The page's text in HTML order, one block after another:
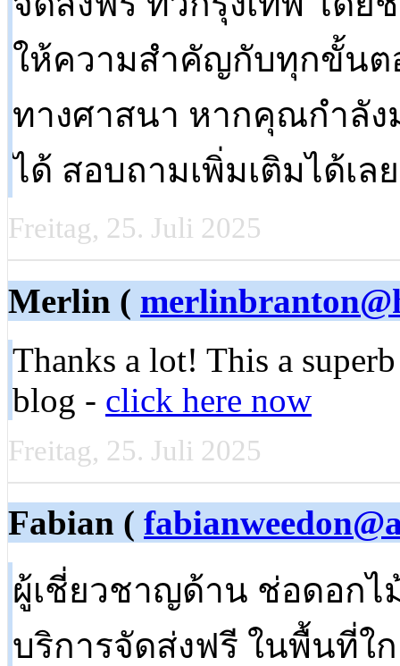
ให้ความสำคัญกับทุกขั้นต
ทางศาสนา หากคุณกำลัง
ได้ สอบถามเพิ่มเติมได้เล
Freitag, 25. Juli 2025
Merlin (
Thanks a lot! This a
blog - click here now
Freitag, 25. Juli 2025
Fabian (
ผู้เชี่ยวชาญด้าน ช่อดอก
บริการจัดส่งฟรี ในพื้นที่ใ